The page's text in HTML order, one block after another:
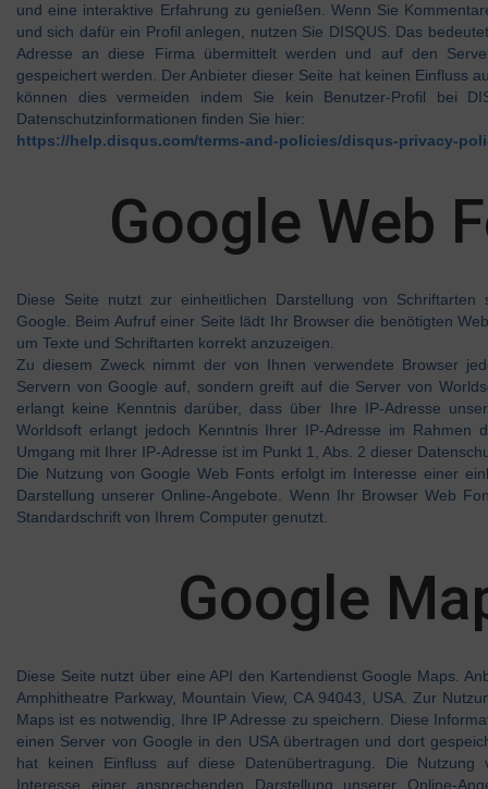
und eine interaktive Erfahrung zu genießen. Wenn Sie
und sich dafür ein Profil anlegen, nutzen Sie DISQUS. Das
Adresse an diese Firma übermittelt werden und auf den
gespeichert werden. Der Anbieter dieser Seite hat keinen Einfluss
können dies vermeiden indem Sie kein Benutzer-Profil bei
Datenschutzinformationen finden Sie hier:
https://help.disqus.com/terms-and-policies/disqus-privacy-
Google Web
Diese Seite nutzt zur einheitlichen Darstellung von
Google. Beim Aufruf einer Seite lädt Ihr Browser die benötigten
um Texte und Schriftarten korrekt anzuzeigen.
Zu diesem Zweck nimmt der von Ihnen verwendete Browser
Servern von Google auf, sondern greift auf die Server von
erlangt keine Kenntnis darüber, dass über Ihre IP-Adresse
Worldsoft erlangt jedoch Kenntnis Ihrer IP-Adresse im Rahmen
Umgang mit Ihrer IP-Adresse ist im Punkt 1, Abs. 2 dieser
Die Nutzung von Google Web Fonts erfolgt im Interesse einer
Darstellung unserer Online-Angebote. Wenn Ihr Browser Web
Standardschrift von Ihrem Computer genutzt.
Google
Diese Seite nutzt über eine API den Kartendienst Google Maps.
Amphitheatre Parkway, Mountain View, CA 94043, USA. Zur
Maps ist es notwendig, Ihre IP Adresse zu speichern. Diese
einen Server von Google in den USA übertragen und dort
hat keinen Einfluss auf diese Datenübertragung. Die
Interesse einer ansprechenden Darstellung unserer Online-